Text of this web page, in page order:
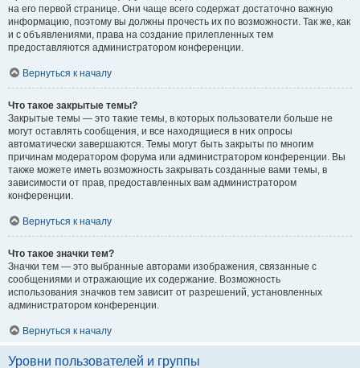
на его первой странице. Они чаще всего содержат достаточно важную
информацию, поэтому вы должны прочесть их по возможности. Так же, как
и с объявлениями, права на создание прилепленных тем
предоставляются администратором конференции.
Вернуться к началу
Что такое закрытые темы?
Закрытые темы — это такие темы, в которых пользователи больше не
могут оставлять сообщения, и все находящиеся в них опросы
автоматически завершаются. Темы могут быть закрыты по многим
причинам модератором форума или администратором конференции. Вы
также можете иметь возможность закрывать созданные вами темы, в
зависимости от прав, предоставленных вам администратором
конференции.
Вернуться к началу
Что такое значки тем?
Значки тем — это выбранные авторами изображения, связанные с
сообщениями и отражающие их содержание. Возможность
использования значков тем зависит от разрешений, установленных
администратором конференции.
Вернуться к началу
Уровни пользователей и группы